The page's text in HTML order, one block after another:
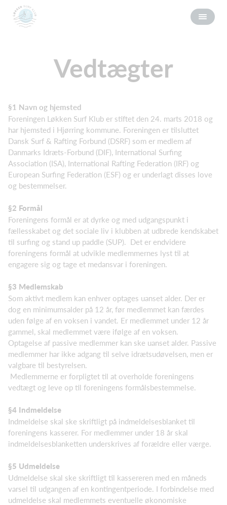
Vedtægter
§1 Navn og hjemsted
Foreningen Løkken Surf Klub er stiftet den 24. marts 2018 og
har hjemsted i Hjørring kommune. Foreningen er tilsluttet
Dansk Surf & Rafting Forbund (DSRF) som er medlem af
Danmarks Idræts-Forbund (DIF), International Surfing
Association (ISA), International Rafting Federation (IRF) og
European Surfing Federation (ESF) og er underlagt disses love
og bestemmelser.
§2 Formål
Foreningens formål er at dyrke og med udgangspunkt i
fællesskabet og det sociale liv i klubben at udbrede kendskabet
til surfing og stand up paddle (SUP). Det er endvidere
foreningens formål at udvikle medlemmernes lyst til at
engagere sig og tage et medansvar i foreningen.
§3 Medlemskab
Som aktivt medlem kan enhver optages uanset alder. Der er
dog en minimumsalder på 12 år, før medlemmet kan færdes
uden følge af en voksen i vandet. Er medlemmet under 12 år
gammel, skal medlemmet være ifølge af en voksen.
Optagelse af passive medlemmer kan ske uanset alder. Passive
medlemmer har ikke adgang til selve idrætsudøvelsen, men er
valgbare til bestyrelsen.
Medlemmerne er forpligtet til at overholde foreningens
vedtægt og leve op til foreningens formålsbestemmelse.
§4 Indmeldelse
Indmeldelse skal ske skriftligt på indmeldelsesblanket til
foreningens kasserer. For medlemmer under 18 år skal
indmeldelsesblanketten underskrives af forældre eller værge.
§5 Udmeldelse
Udmeldelse skal ske skriftligt til kassereren med en måneds
varsel til udgangen af en kontingentperiode. I forbindelse med
udmeldelse skal medlemmets eventuelle økonomiske